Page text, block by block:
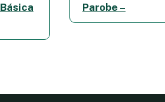
Parobe –